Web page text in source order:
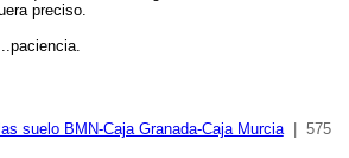
preciso.
suelo BMN-Caja Granada-Caja Murcia| 575